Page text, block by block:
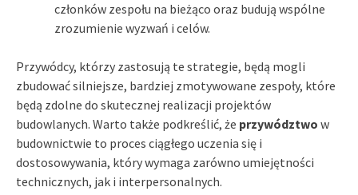
członków zespołu na bieżąco oraz budują wspólne
zrozumienie wyzwań i celów.
Przywódcy, którzy zastosują te strategie, będą mogli
zbudować silniejsze, bardziej zmotywowane zespoły, które
będą zdolne do skutecznej realizacji projektów
budowlanych. Warto także podkreślić, że przywództwo w
budownictwie to proces ciągłego uczenia się i
dostosowywania, który wymaga zarówno umiejętności
technicznych, jak i interpersonalnych.